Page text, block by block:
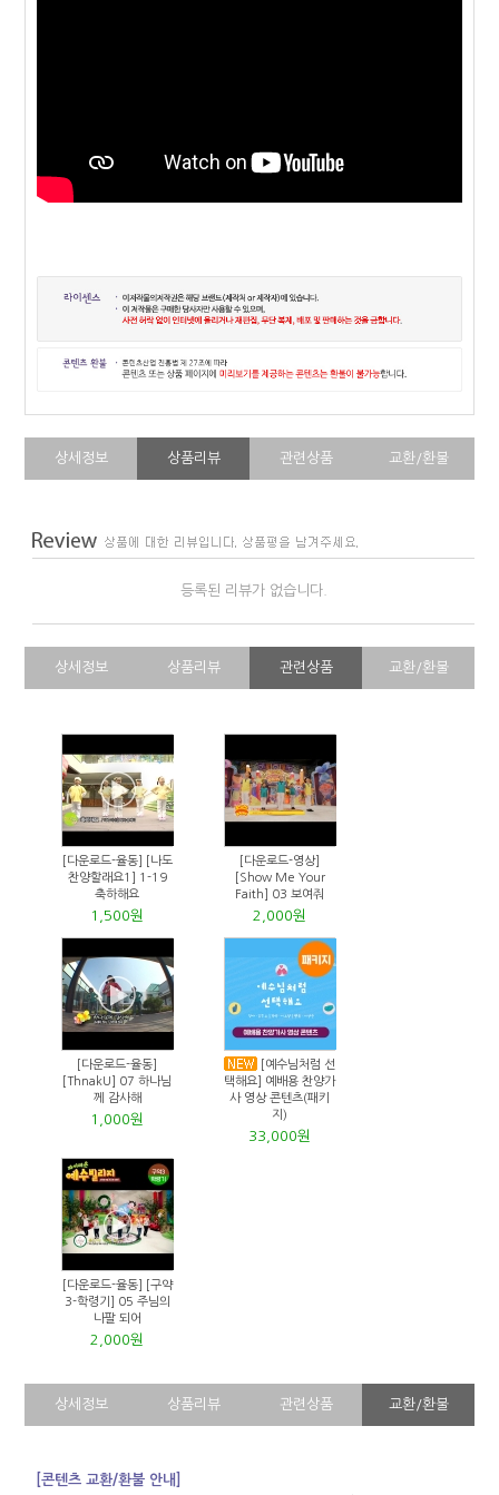
상세정보 상품리뷰 관련상품 교환/환불
등록된 리뷰가 없습니다.
상세정보 상품리뷰 관련상품 교환/환불
[다운로드-율동] [나도
찬양할래요1] 1-19
축하해요
1,500원
[다운로드-영상]
[Show Me Your
Faith] 03 보여줘
2,000원
[다운로드-율동]
[ThnakU] 07 하나님
께 감사해
1,000원
[예수님처럼 선
택해요] 예배용 찬양가
사 영상 콘텐츠(패키
지)
33,000원
[다운로드-율동] [구약
3-학령기] 05 주님의
나팔 되어
2,000원
상세정보 상품리뷰 관련상품 교환/환불
[콘텐츠 교환/환불 안내]